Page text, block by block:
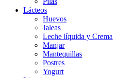
Lácteos
Huevos
Jaleas
Leche líquida y Crema
Manjar
Mantequillas
Postres
Yogurt